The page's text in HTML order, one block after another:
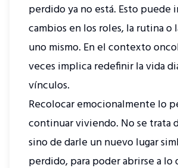
perdido ya no está. Esto puede
cambios en los roles, la rutina o
uno mismo. En el contexto
veces implica redefinir la vida
vínculos.
Recolocar emocionalmente lo
continuar viviendo. No se trata
sino de darle un nuevo lugar
perdido, para poder abrirse a lo